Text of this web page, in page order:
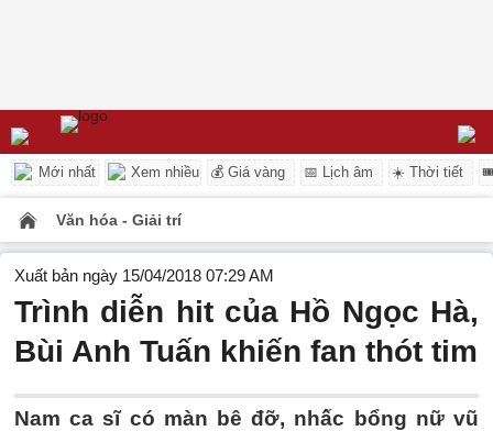
Mới nhất Xem nhiều 💰 Giá vàng 📅 Lịch âm ☀️ Thời tiết
Văn hóa - Giải trí
Xuất bản ngày 15/04/2018 07:29 AM
Trình diễn hit của Hồ Ngọc Hà,
Bùi Anh Tuấn khiến fan thót tim
Nam ca sĩ có màn bê đỡ, nhấc bổng nữ vũ